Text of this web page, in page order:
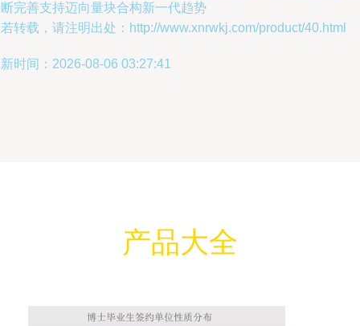
完善支持迈向量块合构新一代趋势
转载，请注明出处：http://www.xnrwkj.com/product/40.html
时间：2026-08-06 03:27:41
产品大全